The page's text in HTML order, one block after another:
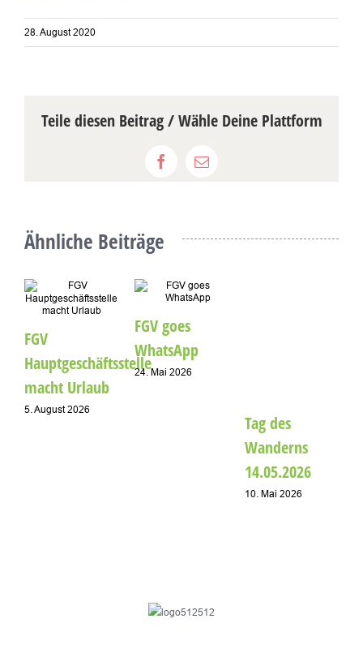
28. August 2020
Teile diesen Beitrag / Wähle Deine Plattform
Facebook
E-
Ähnliche Beiträge
FGV
Hauptgeschäftsstelle
macht Urlaub
5. August 2026
FGV goes
WhatsApp
24. Mai 2026
Tag des
Wanderns
14.05.2026
10. Mai 2026